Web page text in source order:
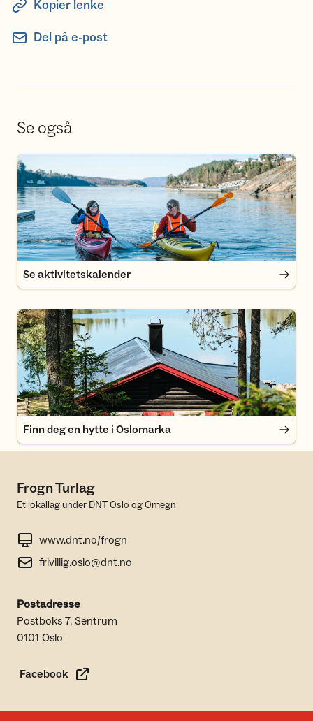
Kopier lenke
Del på e-post
Se også
Se aktivitetskalender
Se aktivitetskalender
Finn deg en hytte i Oslomarka
Finn deg en hytte i Oslomarka
Frogn Turlag
Et lokallag under DNT Oslo og Omegn
www.dnt.no/frogn
frivillig.oslo@dnt.no
Postadresse
Postboks 7, Sentrum
0101 Oslo
Facebook